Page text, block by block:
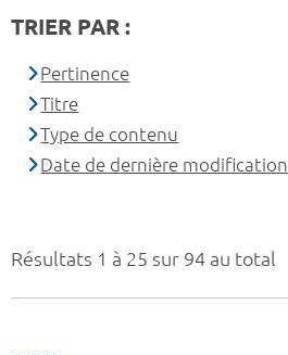
Résultats 1 à 25 sur 94 au total
TRIER PAR :
Pertinence
Titre
Type de contenu
Date de dernière modification